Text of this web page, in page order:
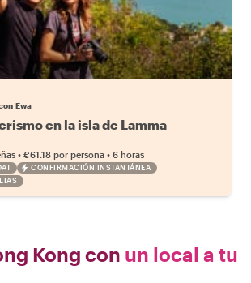
Ewa
en la isla de Lamma
• €61.18 por persona • 6 horas
CONFIRMACIÓN INSTANTÁNEA
Kong con un local a tu